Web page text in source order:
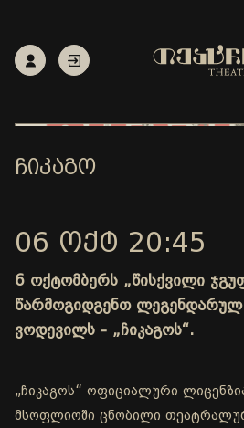
ᲩᲘᲙᲐᲒᲝ
06 ᲝᲥᲢ 20:45
6 ოქტომბერს „წისქვილი
წარმოგიდგენთ ლეგენდარულ
ვოდევილს - „ჩიკაგოს“.
„ჩიკაგოს“ ოფიციალური
მსოფლიოში ცნობილი